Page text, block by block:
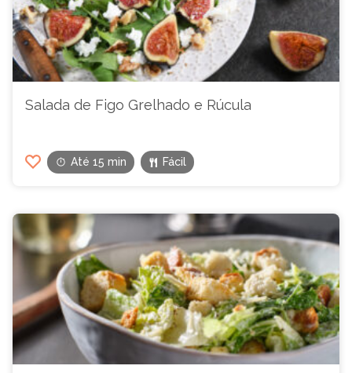
Salada de Figo Grelhado e Rúcula
Até 15 min Fácil